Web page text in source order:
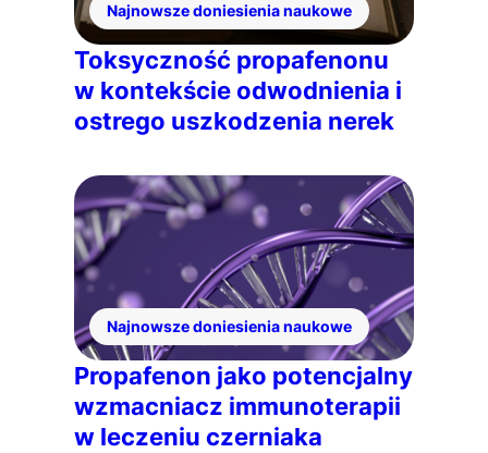
Najnowsze doniesienia naukowe
Toksyczność propafenonu
w kontekście odwodnienia i
ostrego uszkodzenia nerek
Najnowsze doniesienia naukowe
Propafenon jako potencjalny
wzmacniacz immunoterapii
w leczeniu czerniaka